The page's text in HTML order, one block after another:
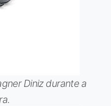
Diniz durante a